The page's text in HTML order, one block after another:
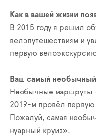
Как в вашей жизни
В 2015 году я решил
велопутешествиям и
первую
Ваш самый
Необычные маршруты
2019-м провёл
Пожалуй, самая
нуарный круиз».